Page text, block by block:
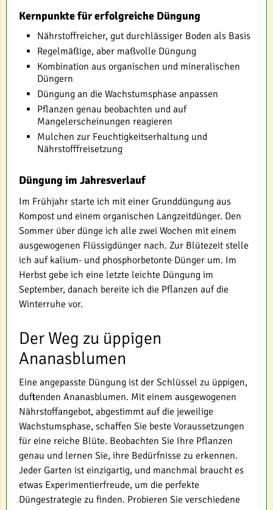
Kernpunkte für erfolgreiche Düngung
Nährstoffreicher, gut durchlässiger Boden als Basis
Regelmäßige, aber maßvolle Düngung
Kombination aus organischen und mineralischen
Düngern
Düngung an die Wachstumsphase anpassen
Pflanzen genau beobachten und auf
Mangelerscheinungen reagieren
Mulchen zur Feuchtigkeitserhaltung und
Nährstofffreisetzung
Düngung im Jahresverlauf
Im Frühjahr starte ich mit einer Grunddüngung aus
Kompost und einem organischen Langzeitdünger. Den
Sommer über dünge ich alle zwei Wochen mit einem
ausgewogenen Flüssigdünger nach. Zur Blütezeit stelle
ich auf kalium- und phosphorbetonte Dünger um. Im
Herbst gebe ich eine letzte leichte Düngung im
September, danach bereite ich die Pflanzen auf die
Winterruhe vor.
Der Weg zu üppigen
Ananasblumen
Eine angepasste Düngung ist der Schlüssel zu üppigen,
duftenden Ananasblumen. Mit einem ausgewogenen
Nährstoffangebot, abgestimmt auf die jeweilige
Wachstumsphase, schaffen Sie beste Voraussetzungen
für eine reiche Blüte. Beobachten Sie Ihre Pflanzen
genau und lernen Sie, ihre Bedürfnisse zu erkennen.
Jeder Garten ist einzigartig, und manchmal braucht es
etwas Experimentierfreude, um die perfekte
Düngestrategie zu finden. Probieren Sie verschiedene